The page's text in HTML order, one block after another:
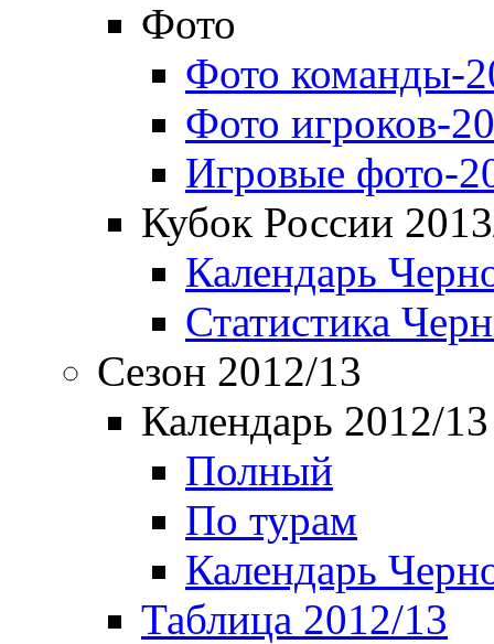
Фото
Фото команды-
Фото игроков-
Игровые фото-
Кубок России
Календарь
Статистика
Сезон 2012/13
Календарь 2012/13
Полный
По турам
Календарь
Таблица 2012/13